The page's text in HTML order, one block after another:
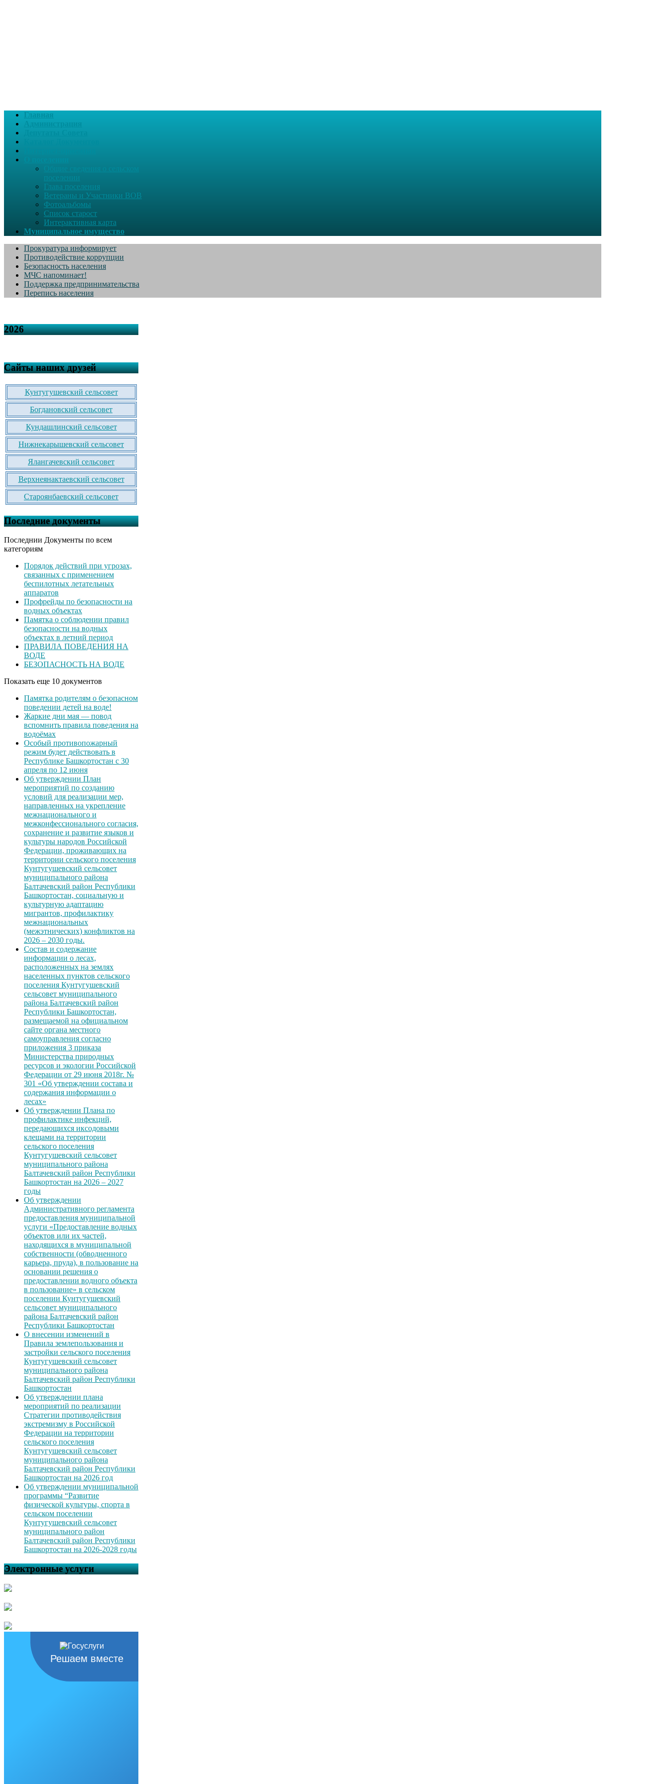
Главная
поселении
Глава поселения
Ветераны и Участники ВОВ
Фотоальбомы
Список старост
Интерактивная карта
Муниципальное имущество
Прокуратура информирует
Противодействие коррупции
Безопасность населения
МЧС напоминает!
Поддержка предпринимательства
Перепись населения
2026
Сайты наших друзей
Кунтугушевский сельсовет
Богдановский сельсовет
Кундашлинский сельсовет
Нижнекарышевский сельсовет
Ялангачевский сельсовет
Верхнеянактаевский сельсовет
Староянбаевский сельсовет
Последние документы
Последнии Документы по всем
категориям
Порядок действий при угрозах,
связанных с применением
беспилотных летательных
аппаратов
Профрейды по безопасности на
водных объектах
Памятка о соблюдении правил
безопасности на водных
объектах в летний период
ПРАВИЛА ПОВЕДЕНИЯ НА
ВОДЕ
БЕЗОПАСНОСТЬ НА ВОДЕ
Показать еще 10 документов
Памятка родителям о безопасном
поведении детей на воде!
Жаркие дни мая — повод
вспомнить правила поведения на
водоёмах
Особый противопожарный
режим будет действовать в
Республике Башкортостан с 30
апреля по 12 июня
Об утверждении План
мероприятий по созданию
условий для реализации мер,
направленных на укрепление
межнационального и
межконфессионального согласия,
сохранение и развитие языков и
культуры народов Российской
Федерации, проживающих на
территории сельского поселения
Кунтугушевский сельсовет
муниципального района
Балтачевский район Республики
Башкортостан, социальную и
культурную адаптацию
мигрантов, профилактику
межнациональных
(межэтнических) конфликтов на
2026 – 2030 годы.
Состав и содержание
информации о лесах,
расположенных на землях
населенных пунктов сельского
поселения Кунтугушевский
сельсовет муниципального
района Балтачевский район
Республики Башкортостан,
размещаемой на официальном
сайте органа местного
самоуправления согласно
приложения 3 приказа
Министерства природных
ресурсов и экологии Российской
Федерации от 29 июня 2018г. №
301 «Об утверждении состава и
содержания информации о
лесах»
Об утверждении Плана по
профилактике инфекций,
передающихся иксодовыми
клещами на территории
сельского поселения
Кунтугушевский сельсовет
муниципального района
Балтачевский район Республики
Башкортостан на 2026 – 2027
годы
Об утверждении
Административного регламента
предоставления муниципальной
услуги «Предоставление водных
объектов или их частей,
находящихся в муниципальной
собственности (обводненного
карьера, пруда), в пользование на
основании решения о
предоставлении водного объекта
в пользование» в сельском
поселении Кунтугушевский
сельсовет муниципального
района Балтачевский район
Республики Башкортостан
О внесении изменений в
Правила землепользования и
застройки сельского поселения
Кунтугушевский сельсовет
муниципального района
Балтачевский район Республики
Башкортостан
Об утверждении плана
мероприятий по реализации
Стратегии противодействия
экстремизму в Российской
Федерации на территории
сельского поселения
Кунтугушевский сельсовет
муниципального района
Балтачевский район Республики
Башкортостан на 2026 год
Об утверждении муниципальной
программы “Развитие
физической культуры, спорта в
сельском поселении
Кунтугушевский сельсовет
муниципального район
Балтачевский район Республики
Башкортостан на 2026-2028 годы
Электронные услуги
Решаем вместе